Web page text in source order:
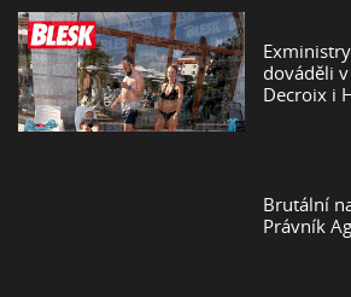
dováděli
Decroix i
Brutální
Právník